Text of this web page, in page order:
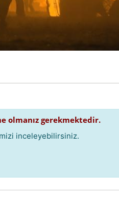
olmanız gerekmektedir.
inceleyebilirsiniz.